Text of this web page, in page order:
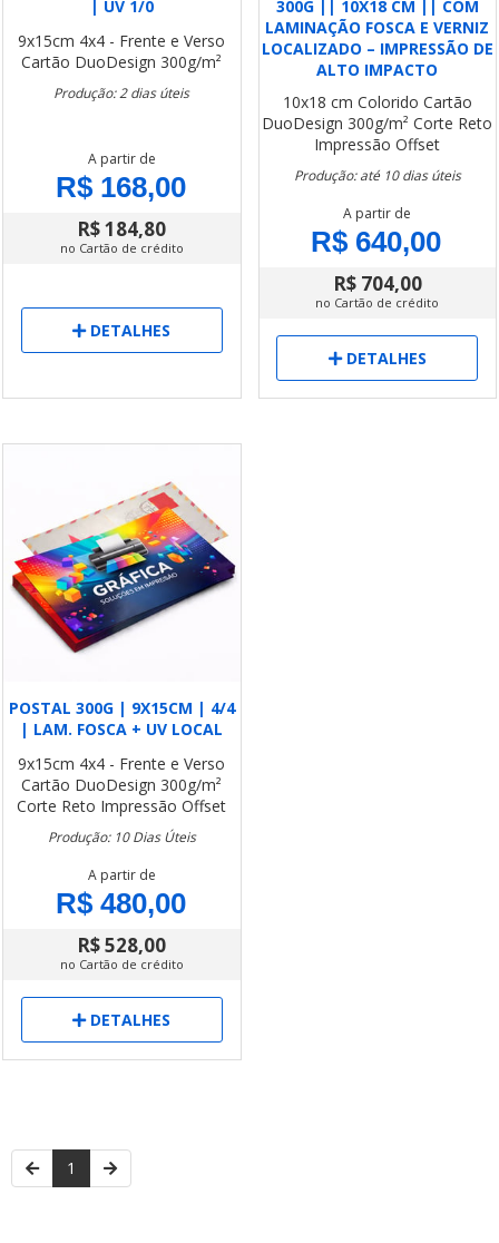
| UV 1/0
9x15cm 4x4 - Frente e Verso
Cartão DuoDesign 300g/m²
Produção: 2 dias úteis
A partir de
R$ 168,00
R$ 184,80
no Cartão de crédito
DETALHES
300G || 10X18 CM || COM
LAMINAÇÃO FOSCA E VERNIZ
LOCALIZADO – IMPRESSÃO DE
ALTO IMPACTO
10x18 cm Colorido Cartão
DuoDesign 300g/m² Corte Reto
Impressão Offset
Produção: até 10 dias úteis
A partir de
R$ 640,00
R$ 704,00
no Cartão de crédito
DETALHES
POSTAL 300G | 9X15CM | 4/4
| LAM. FOSCA + UV LOCAL
9x15cm 4x4 - Frente e Verso
Cartão DuoDesign 300g/m²
Corte Reto Impressão Offset
Produção: 10 Dias Úteis
A partir de
R$ 480,00
R$ 528,00
no Cartão de crédito
DETALHES
1